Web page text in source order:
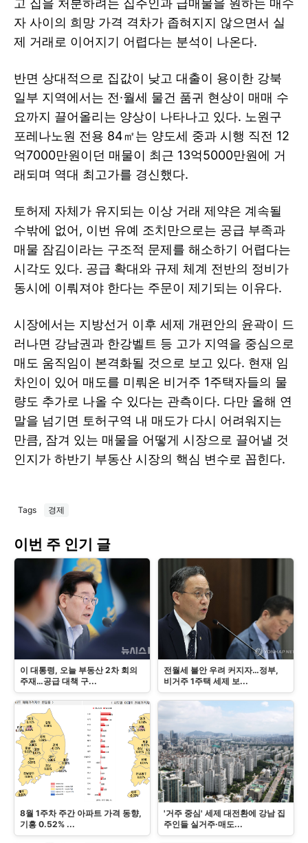
자 사이의 희망 가격 격차가 좁혀지지 않으면서 실
제 거래로 이어지기 어렵다는 분석이 나온다.
반면 상대적으로 집값이 낮고 대출이 용이한 강북
일부 지역에서는 전·월세 물건 품귀 현상이 매매 수
요까지 끌어올리는 양상이 나타나고 있다. 노원구
포레나노원 전용 84㎡는 양도세 중과 시행 직전 12
억7000만원이던 매물이 최근 13억5000만원에 거
래되며 역대 최고가를 경신했다.
토허제 자체가 유지되는 이상 거래 제약은 계속될
수밖에 없어, 이번 유예 조치만으로는 공급 부족과
매물 잠김이라는 구조적 문제를 해소하기 어렵다는
시각도 있다. 공급 확대와 규제 체계 전반의 정비가
동시에 이뤄져야 한다는 주문이 제기되는 이유다.
시장에서는 지방선거 이후 세제 개편안의 윤곽이 드
러나면 강남권과 한강벨트 등 고가 지역을 중심으로
매도 움직임이 본격화될 것으로 보고 있다. 현재 임
차인이 있어 매도를 미뤄온 비거주 1주택자들의 물
량도 추가로 나올 수 있다는 관측이다. 다만 올해 연
말을 넘기면 토허구역 내 매도가 다시 어려워지는
만큼, 잠겨 있는 매물을 어떻게 시장으로 끌어낼 것
인지가 하반기 부동산 시장의 핵심 변수로 꼽힌다.
Tags 경제
이번 주 인기 글
이 대통령, 오늘 부동산 2차 회의
주재…공급 대책 구...
전월세 불안 우려 커지자…정부,
비거주 1주택 세제 보...
8월 1주차 주간 아파트 가격 동향,
기흥 0.52% ...
'거주 중심' 세제 대전환에 강남 집
주인들 실거주·매도...